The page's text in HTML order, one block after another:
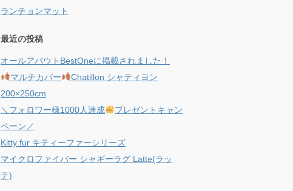
ランチョンマット
最近の投稿
オールアバウトBestOneに掲載されました！
マルチカバー
Chatillon シャティヨン
200×250cm
＼フォロワー様1000人達成
プレゼントキャン
ペーン／
Kitty fur キティーファーシリーズ
マイクロファイバー シャギーラグ Latte(ラッ
テ)